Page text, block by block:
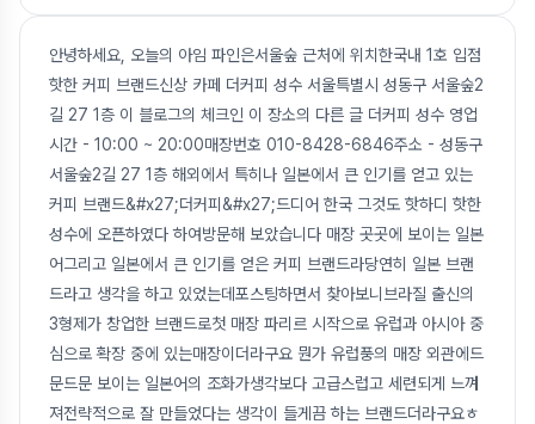
안녕하세요, 오늘의 아임 파인은서울숲 근처에 위치한국내 1호 입점
핫한 커피 브랜드신상 카페 더커피 성수 서울특별시 성동구 서울숲2
길 27 1층 이 블로그의 체크인 이 장소의 다른 글 더커피 성수 영업
시간 - 10:00 ~ 20:00매장번호 010-8428-6846주소 - 성동구
서울숲2길 27 1층 해외에서 특히나 일본에서 큰 인기를 얻고 있는
커피 브랜드&#x27;더커피&#x27;드디어 한국 그것도 핫하디 핫한
성수에 오픈하였다 하여방문해 보았습니다 매장 곳곳에 보이는 일본
어그리고 일본에서 큰 인기를 얻은 커피 브랜드라당연히 일본 브랜
드라고 생각을 하고 있었는데포스팅하면서 찾아보니브라질 출신의
3형제가 창업한 브랜드로첫 매장 파리르 시작으로 유럽과 아시아 중
심으로 확장 중에 있는매장이더라구요 뭔가 유럽풍의 매장 외관에드
문드문 보이는 일본어의 조화가생각보다 고급스럽고 세련되게 느껴
져전략적으로 잘 만들었다는 생각이 들게끔 하는 브랜드더라구요ㅎ